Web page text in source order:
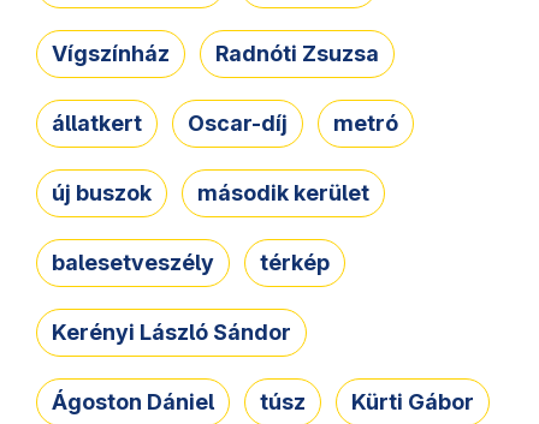
Vígszínház Radnóti Zsuzsa
állatkert Oscar-díj metró
új buszok második kerület
balesetveszély térkép
Kerényi László Sándor
Ágoston Dániel túsz Kürti Gábor